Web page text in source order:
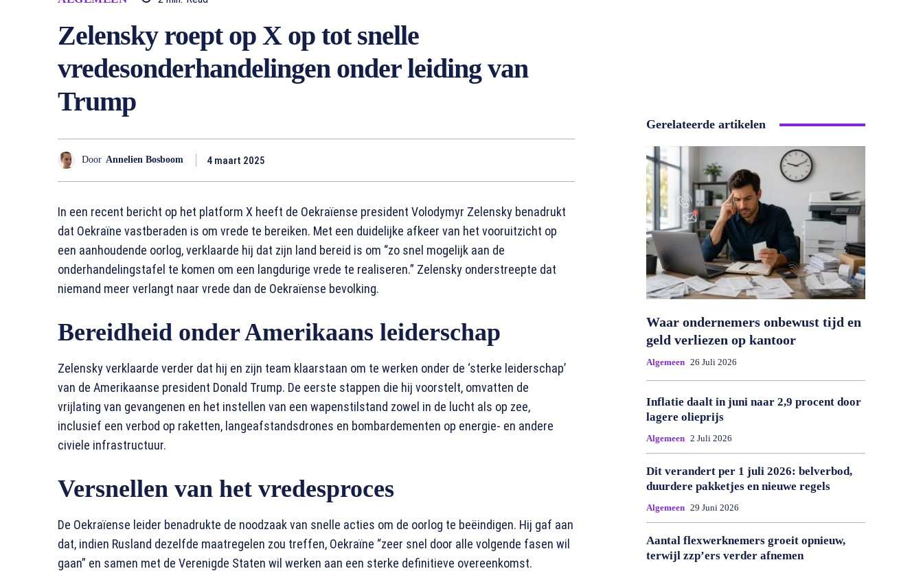
Zelensky roept op X op tot snelle
vredesonderhandelingen onder leiding van
Trump
Door Annelien Bosboom 4 maart 2025
In een recent bericht op het platform X heeft de Oekraïense president Volodymyr Zelensky benadrukt
dat Oekraïne vastberaden is om vrede te bereiken. Met een duidelijke afkeer van het vooruitzicht op
een aanhoudende oorlog, verklaarde hij dat zijn land bereid is om “zo snel mogelijk aan de
onderhandelingstafel te komen om een langdurige vrede te realiseren.” Zelensky onderstreepte dat
niemand meer verlangt naar vrede dan de Oekraïense bevolking.
Bereidheid onder Amerikaans leiderschap
Zelensky verklaarde verder dat hij en zijn team klaarstaan om te werken onder de ‘sterke leiderschap’
van de Amerikaanse president Donald Trump. De eerste stappen die hij voorstelt, omvatten de
vrijlating van gevangenen en het instellen van een wapenstilstand zowel in de lucht als op zee,
inclusief een verbod op raketten, langeafstandsdrones en bombardementen op energie- en andere
civiele infrastructuur.
Versnellen van het vredesproces
De Oekraïense leider benadrukte de noodzaak van snelle acties om de oorlog te beëindigen. Hij gaf aan
dat, indien Rusland dezelfde maatregelen zou treffen, Oekraïne “zeer snel door alle volgende fasen wil
gaan” en samen met de Verenigde Staten wil werken aan een sterke definitieve overeenkomst.
Gerelateerde artikelen
Waar ondernemers onbewust tijd en
geld verliezen op kantoor
Algemeen 26 Juli 2026
Inflatie daalt in juni naar 2,9 procent door
lagere olieprijs
Algemeen 2 Juli 2026
Dit verandert per 1 juli 2026: belverbod,
duurdere pakketjes en nieuwe regels
Algemeen 29 Juni 2026
Aantal flexwerknemers groeit opnieuw,
terwijl zzp’ers verder afnemen